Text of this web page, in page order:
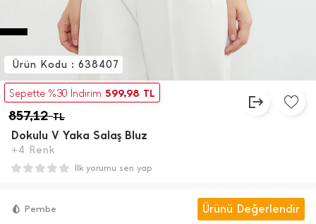
Sepette %30 İndirim 599,98 TL
857,12TL
Dokulu V Yaka Salaş Bluz
+4 Renk
Ürün Kodu : 638407
İlk yorumu sen yap
Pembe Ürünü Değerlendir